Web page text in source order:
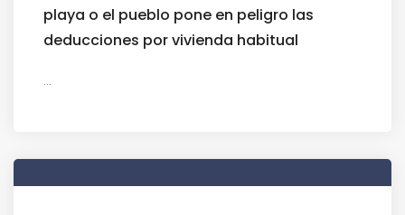
playa o el pueblo pone en peligro las
deducciones por vivienda habitual
...